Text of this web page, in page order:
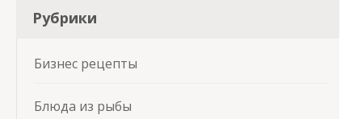
Рубрики
Бизнес рецепты
Блюда из рыбы